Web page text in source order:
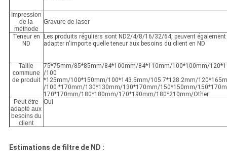
Impression
de la
méthode
Gravure de laser
Teneur en
ND
Les produits réguliers sont ND2/4/8/16/32/64, peuvent également
adapter n'importe quelle teneur aux besoins du client en ND
Taille
commune
de produit
75*75mm/85*85mm/84*100mm/84*110mm/100*100mm/
/100
*125mm/100*150mm/100*143.5mm/105.7*128.2mm/
/100 *170mm/130*130mm/130*170mm/150*150mm/
170*170mm/180*180mm/170*190mm/180*210mm/Other
Peut être
adapté aux
besoins du
client
Oui
Estimations de filtre de ND :